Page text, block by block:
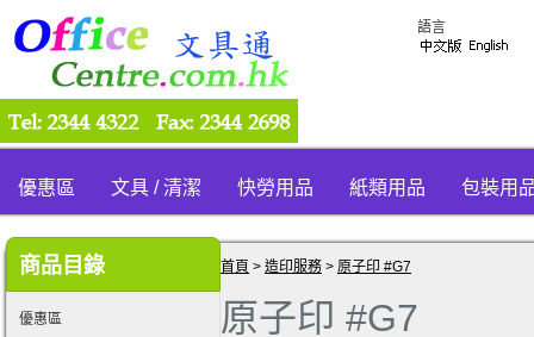
語言
優惠區 文具 / 清潔 快勞用品 紙類用品 包裝用
商品目錄
優惠區
首頁 > 造印服務 > 原子印 #G7
原子印 #G7